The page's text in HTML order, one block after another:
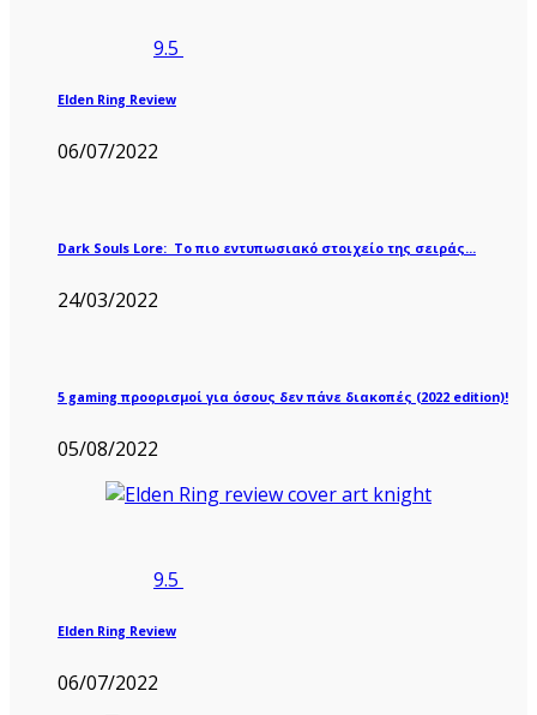
9.5
Elden Ring Review
06/07/2022
Dark Souls Lore: Το πιο εντυπωσιακό στοιχείο της σειράς…
24/03/2022
5 gaming προορισμοί για όσους δεν πάνε διακοπές (2022 edition)!
05/08/2022
9.5
Elden Ring Review
06/07/2022